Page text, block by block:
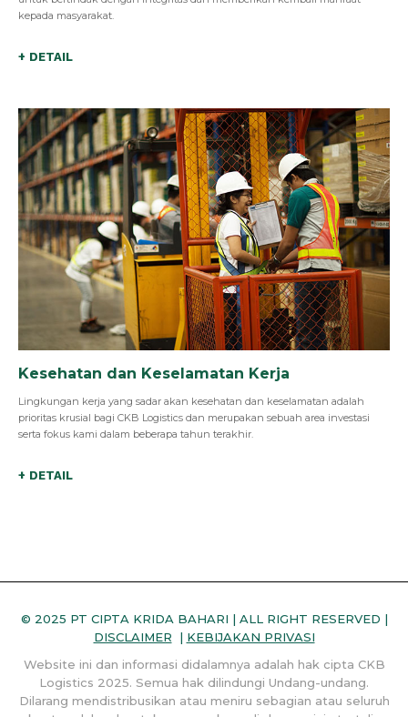
kepada masyarakat.
+ DETAIL
Kesehatan dan Keselamatan Kerja
Lingkungan kerja yang sadar akan kesehatan dan keselamatan adalah
prioritas krusial bagi CKB Logistics dan merupakan sebuah area investasi
serta fokus kami dalam beberapa tahun terakhir.
+ DETAIL
© 2025 PT CIPTA KRIDA BAHARI | ALL RIGHT RESERVED |
DISCLAIMER | KEBIJAKAN PRIVASI
Website ini dan informasi didalamnya adalah hak cipta CKB
Logistics 2025. Semua hak dilindungi Undang-undang.
Dilarang mendistribusikan atau meniru sebagian atau seluruh